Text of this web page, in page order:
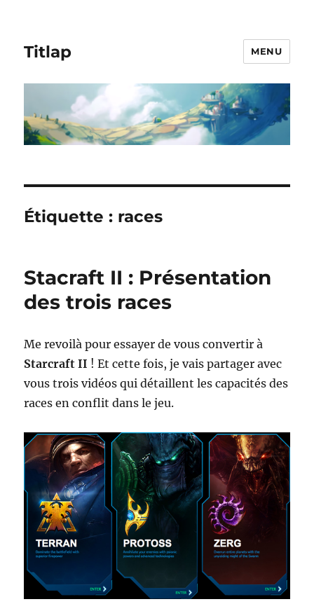
Titlap MENU
Étiquette : races
Stacraft II : Présentation
des trois races
Me revoilà pour essayer de vous convertir à
Starcraft II ! Et cette fois, je vais partager avec
vous trois vidéos qui détaillent les capacités des
races en conflit dans le jeu.